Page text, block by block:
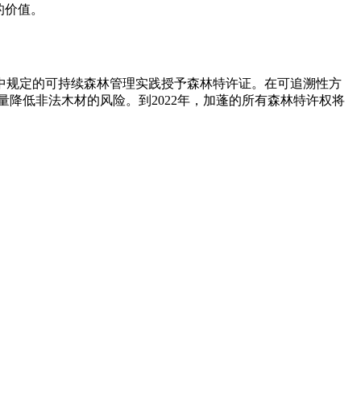
值。
规定的可持续森林管理实践授予森林特许证。在可追溯性方
低非法木材的风险。到2022年，加蓬的所有森林特许权将